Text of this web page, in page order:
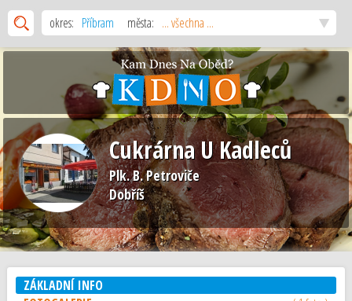
okres: Příbram města: ... všechna ...
Cukrárna U Kadleců
Plk. B. Petroviče
Dobříš
ZÁKLADNÍ INFO